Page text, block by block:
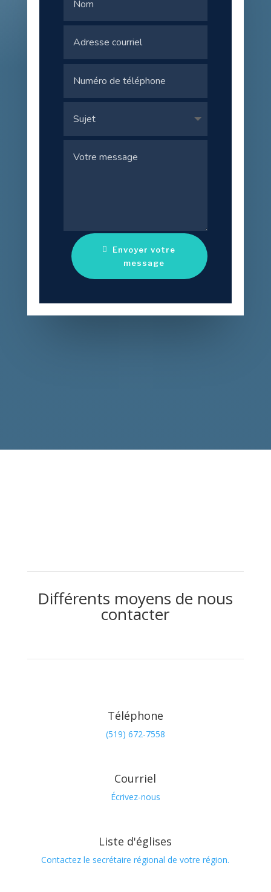
Envoyer votre
message
Différents moyens de nous
contacter
Téléphone
(519) 672-7558
Courriel
Écrivez-nous
Liste d'églises
Contactez le secrétaire régional de votre région.